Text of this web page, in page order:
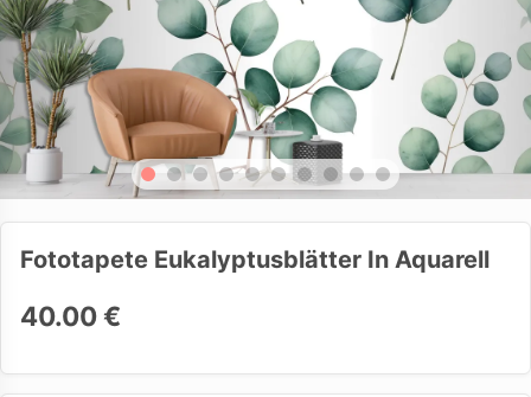
Fototapete Eukalyptusblätter In Aquarell
40.00 €